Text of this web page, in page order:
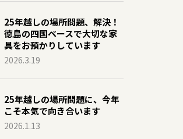
25年越しの場所問題、解決！
徳島の四国ベースで大切な家
具をお預かりしています
2026.3.19
25年越しの場所問題に、今年
こそ本気で向き合います
2026.1.13